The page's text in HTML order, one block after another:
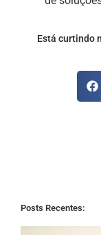
Está curtindo
Posts Recentes: